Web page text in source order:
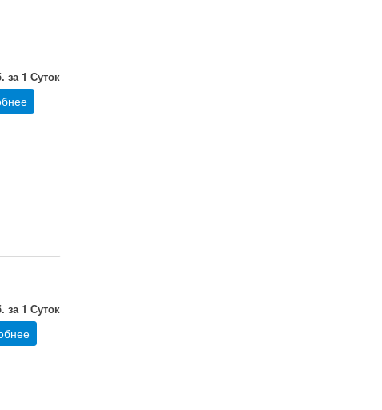
за 1 Суток
за 1 Суток